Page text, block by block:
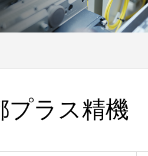
プラス精機